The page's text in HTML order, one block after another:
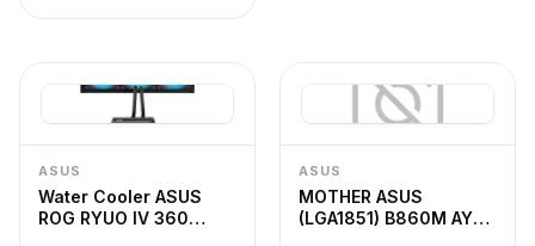
ASUS
Water Cooler ASUS
ROG RYUO IV 360
ASUS
MOTHER ASUS
(LGA1851) B860M AYW